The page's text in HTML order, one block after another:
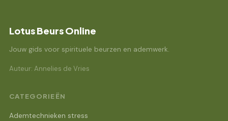
Lotus Beurs Online
Jouw gids voor spirituele beurzen en ademwerk.
Auteur: Annelies de Vries
CATEGORIEËN
Ademtechnieken stress